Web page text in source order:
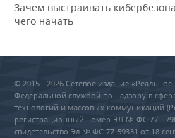
Зачем выстраивать
чего начать
© 2015 - 2026 Сетевое издание
Федеральной службой по надзору в
технологий и массовых коммуникаций
регистрационный номер ЭЛ № ФС 77 -
свидетельство Эл № ФС 77-59331 от 18